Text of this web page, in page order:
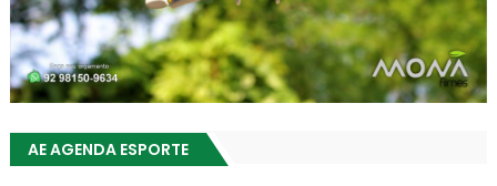
AE AGENDA ESPORTE